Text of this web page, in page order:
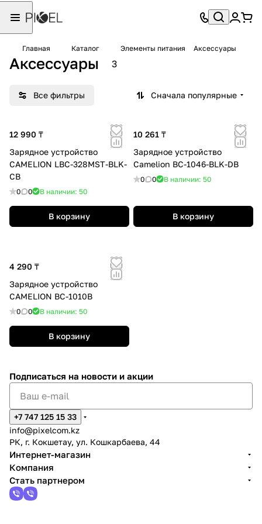
Главная Каталог Элементы питания Аксессуары
Аксессуары 3
Все фильтры Сначала популярные
12 990 ₸
Зарядное устройство
CAMELION LBC-328MST-BLK-
CB
0 0 В наличии: 50
В корзину
10 261 ₸
Зарядное устройство
Camelion BC-1046-BLK-DB
0 0 В наличии: 50
В корзину
4 290 ₸
Зарядное устройство
CAMELION BC-1010B
0 0 В наличии: 50
В корзину
Подписаться на новости и акции
+7 747 125 15 33
info@pixelcom.kz
РК, г. Кокшетау, ул. Кошкарбаева, 44
Интернет-магазин
Компания
Стать партнером